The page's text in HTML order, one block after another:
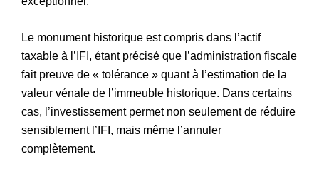
Le monument historique est compris dans l’actif
taxable à l’IFI, étant précisé que l’administration fiscale
fait preuve de « tolérance » quant à l’estimation de la
valeur vénale de l’immeuble historique. Dans certains
cas, l’investissement permet non seulement de réduire
sensiblement l’IFI, mais même l’annuler
complètement.